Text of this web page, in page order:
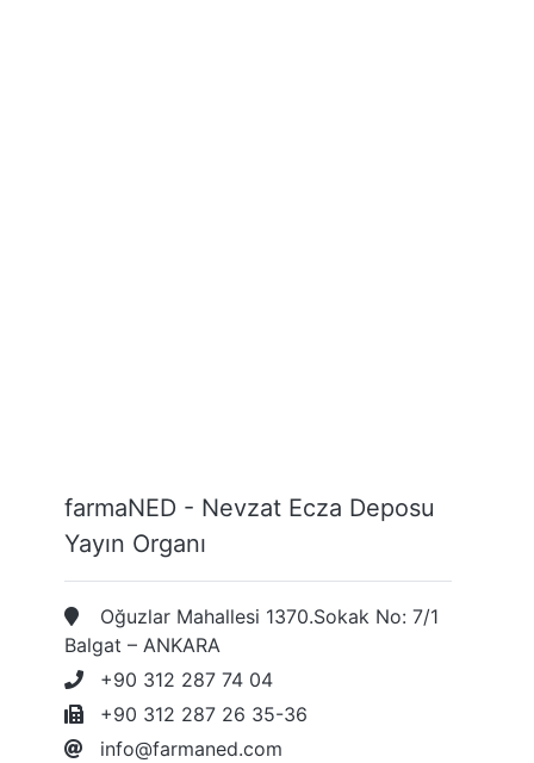
farmaNED - Nevzat Ecza Deposu
Yayın Organı
Oğuzlar Mahallesi 1370.Sokak No: 7/1
Balgat – ANKARA
+90 312 287 74 04
+90 312 287 26 35-36
info@farmaned.com